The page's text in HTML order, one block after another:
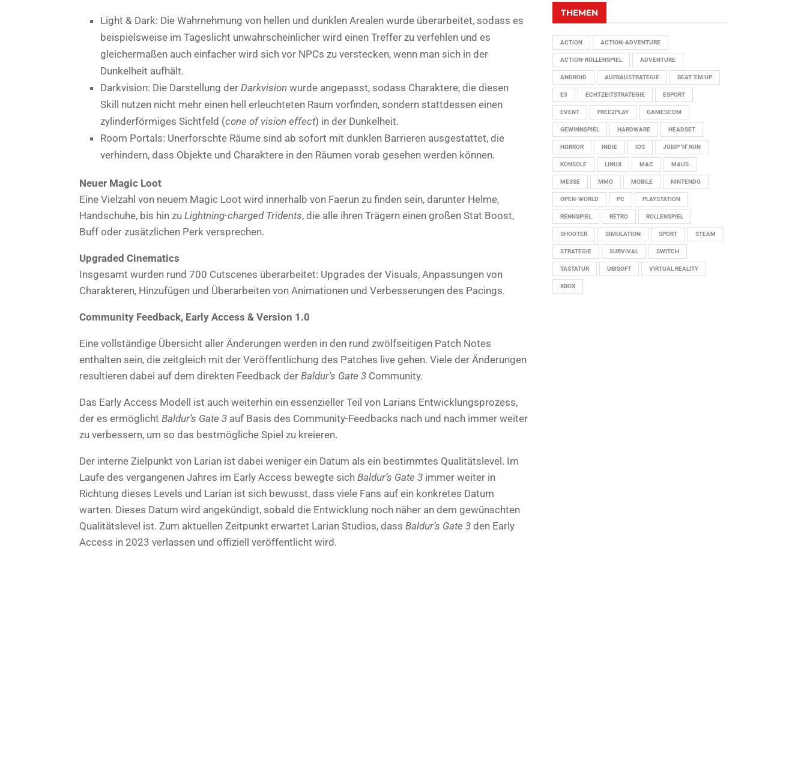
Light & Dark: Die Wahrnehmung von hellen und dunklen Arealen wurde überarbeitet, sodass es
beispielsweise im Tageslicht unwahrscheinlicher wird einen Treffer zu verfehlen und es
gleichermaßen auch einfacher wird sich vor NPCs zu verstecken, wenn man sich in der
Dunkelheit aufhält.
Darkvision: Die Darstellung der Darkvision wurde angepasst, sodass Charaktere, die diesen
Skill nutzen nicht mehr einen hell erleuchteten Raum vorfinden, sondern stattdessen einen
zylinderförmiges Sichtfeld (cone of vision effect) in der Dunkelheit.
Room Portals: Unerforschte Räume sind ab sofort mit dunklen Barrieren ausgestattet, die
verhindern, dass Objekte und Charaktere in den Räumen vorab gesehen werden können.
Neuer Magic Loot
Eine Vielzahl von neuem Magic Loot wird innerhalb von Faerun zu finden sein, darunter Helme,
Handschuhe, bis hin zu Lightning-charged Tridents, die alle ihren Trägern einen großen Stat Boost,
Buff oder zusätzlichen Perk versprechen.
Upgraded Cinematics
Insgesamt wurden rund 700 Cutscenes überarbeitet: Upgrades der Visuals, Anpassungen von
Charakteren, Hinzufügen und Überarbeiten von Animationen und Verbesserungen des Pacings.
Community Feedback, Early Access & Version 1.0
Eine vollständige Übersicht aller Änderungen werden in den rund zwölfseitigen Patch Notes
enthalten sein, die zeitgleich mit der Veröffentlichung des Patches live gehen. Viele der Änderungen
resultieren dabei auf dem direkten Feedback der Baldur’s Gate 3 Community.
Das Early Access Modell ist auch weiterhin ein essenzieller Teil von Larians Entwicklungsprozess,
der es ermöglicht Baldur’s Gate 3 auf Basis des Community-Feedbacks nach und nach immer weiter
zu verbessern, um so das bestmögliche Spiel zu kreieren.
Der interne Zielpunkt von Larian ist dabei weniger ein Datum als ein bestimmtes Qualitätslevel. Im
Laufe des vergangenen Jahres im Early Access bewegte sich Baldur’s Gate 3 immer weiter in
Richtung dieses Levels und Larian ist sich bewusst, dass viele Fans auf ein konkretes Datum
warten. Dieses Datum wird angekündigt, sobald die Entwicklung noch näher an dem gewünschten
Qualitätslevel ist. Zum aktuellen Zeitpunkt erwartet Larian Studios, dass Baldur’s Gate 3 den Early
Access in 2023 verlassen und offiziell veröffentlicht wird.
THEMEN
ACTION ACTION-ADVENTURE
ACTION-ROLLENSPIEL ADVENTURE
ANDROID AUFBAUSTRATEGIE BEAT 'EM UP
E3 ECHTZEITSTRATEGIE ESPORT
EVENT FREE2PLAY GAMESCOM
GEWINNSPIEL HARDWARE HEADSET
HORROR INDIE IOS JUMP 'N' RUN
KONSOLE LINUX MAC MAUS
MESSE MMO MOBILE NINTENDO
OPEN-WORLD PC PLAYSTATION
RENNSPIEL RETRO ROLLENSPIEL
SHOOTER SIMULATION SPORT STEAM
STRATEGIE SURVIVAL SWITCH
TASTATUR UBISOFT VIRTUAL REALITY
XBOX